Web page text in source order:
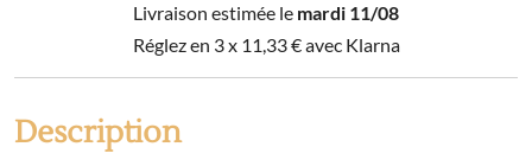
50
Livraison estimée le mardi 11/08
Réglez en 3 x 11,33€avec Klarna
Description